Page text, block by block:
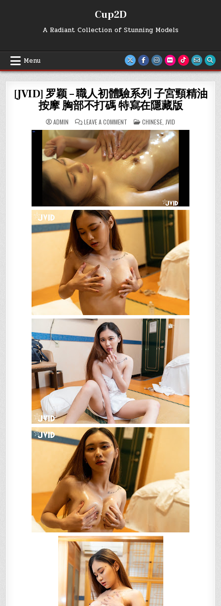
Cup2D
A Radiant Collection of Stunning Models
Menu
[JVID] 罗颖 – 職人初體驗系列 子宮頸精油
按摩 胸部不打碼 特寫在隱藏版
ADMIN LEAVE A COMMENT
[JVID]
罗
颖
–
職
人
初
體
驗
系
列
子
頸
精
油
按
打
碼
特
寫
在
隱
藏
版
POSTED
IN
CHINESE JVID